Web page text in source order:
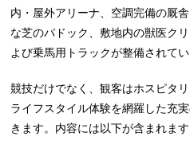
内・屋外アリーナ、空調完備の厩
な芝のパドック、敷地内の獣医ク
よび乗馬用トラックが整備されてい
競技だけでなく、観客はホスピタ
ライフスタイル体験を網羅した充
きます。内容には以下が含まれます